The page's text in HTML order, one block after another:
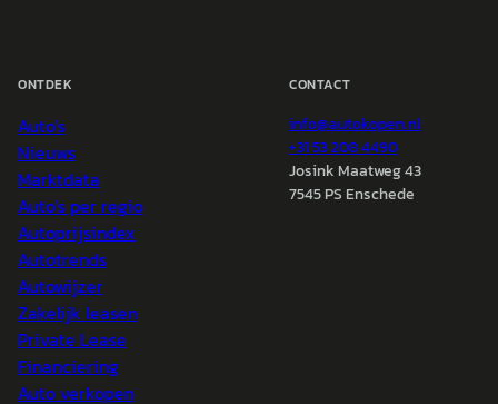
ONTDEK
Auto's
Nieuws
Marktdata
Auto's per regio
Autoprijsindex
Autotrends
Autowijzer
Zakelijk leasen
Private Lease
Financiering
Auto verkopen
CONTACT
info@autokopen.nl
+31 53 208 4490
Josink Maatweg 43
7545 PS Enschede